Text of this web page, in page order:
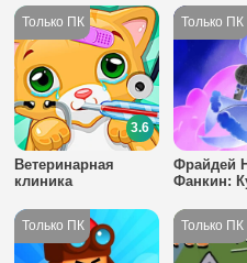
Ветеринарная
клиника
3.6
Фрайдей
Фанкин: